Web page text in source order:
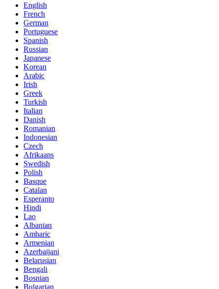
English
French
German
Portuguese
Spanish
Russian
Japanese
Korean
Arabic
Irish
Greek
Turkish
Italian
Danish
Romanian
Indonesian
Czech
Afrikaans
Swedish
Polish
Basque
Catalan
Esperanto
Hindi
Lao
Albanian
Amharic
Armenian
Azerbaijani
Belarusian
Bengali
Bosnian
Bulgarian